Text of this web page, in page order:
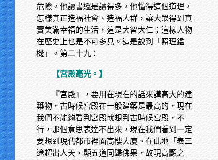
危險。他讀書還是讀得多，他懂得這個道理，
怎樣真正造福社會、造福人群，讓大眾得到真
實美滿幸福的生活，這是大智大仁；這樣人物
在歷史上也是不可多見。這是說到「照理鑑
機」。第二十九：
【宮殿毫光。】
『宮殿』，要用在現在的話來講高大的建
築物，古時候宮殿在一般建築是最高的，現在
我們不能夠看到宮殿就想到古時候宮殿，不
行，那個意思表達不出來，現在我們看到一定
要想到現代都市裡面高樓大廈。在此地「表三
途超出人天，顯五道同歸佛果，故現高顯之